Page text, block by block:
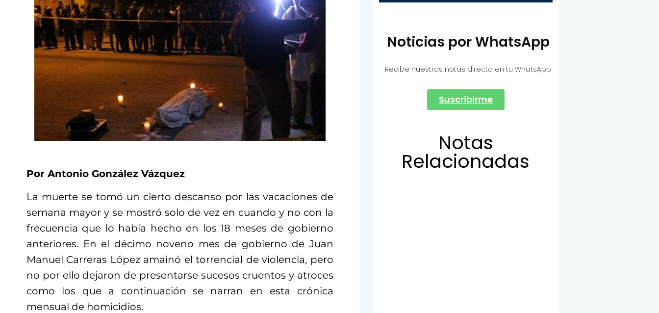
Por Antonio González Vázquez
La muerte se tomó un cierto descanso por las vacaciones de
semana mayor y se mostró solo de vez en cuando y no con la
frecuencia que lo había hecho en los 18 meses de gobierno
anteriores. En el décimo noveno mes de gobierno de Juan
Manuel Carreras López amainó el torrencial de violencia, pero
no por ello dejaron de presentarse sucesos cruentos y atroces
como los que a continuación se narran en esta crónica
mensual de homicidios.
Noticias por WhatsApp
Recibe nuestras notas directo en tu WhatsApp
Suscribirme
Notas
Relacionadas